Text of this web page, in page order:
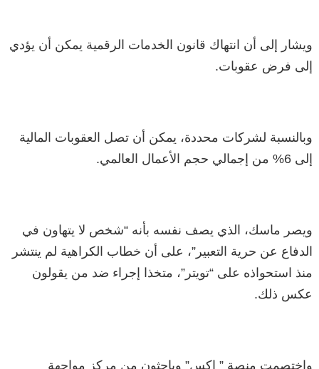
ويشار إلى أن انتهاك قانون الخدمات الرقمية يمكن أن يؤدي
إلى فرض عقوبات.
وبالنسبة لشركات محددة، يمكن أن تصل العقوبات المالية
إلى 6% من إجمالي حجم الأعمال العالمي.
ويصر ماسك، الذي يصف نفسه بأنه “شخص لا يتهاون في
الدفاع عن حرية التعبير”، على أن خطاب الكراهية لم ينتشر
منذ استحواذه على “تويتر”، متخذا إجراء ضد من يقولون
عكس ذلك.
واختصمت منصة ” إكس” وباحثون من مركز مواجهة